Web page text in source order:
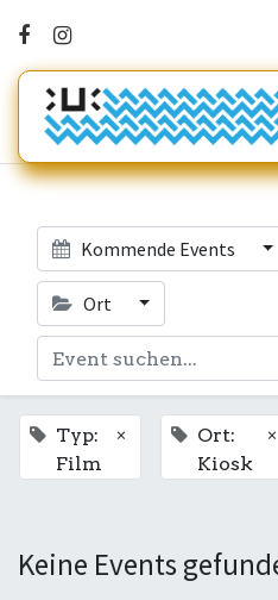
Kommende Events
Ort
Typ:
Film
×
Ort:
Kiosk
×
Keine Events